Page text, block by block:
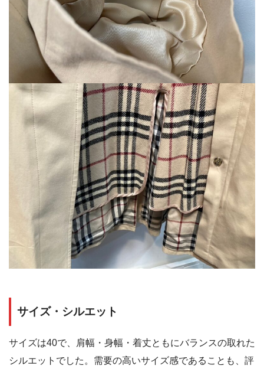
サイズ・シルエット
サイズは40で、肩幅・身幅・着丈ともにバランスの取れた
シルエットでした。需要の高いサイズ感であることも、評